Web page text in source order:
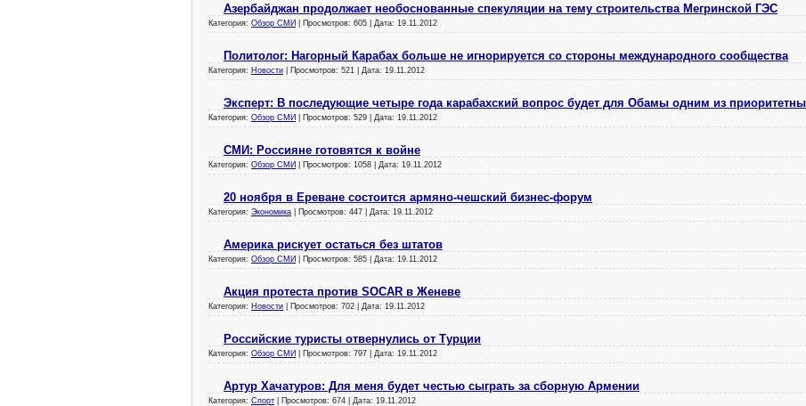
Азербайджан продолжает необоснованные спекуляции на тему строительства Мегринской ГЭС
Категория: Обзор СМИ | Просмотров: 605 | Дата: 19.11.2012
Политолог: Нагорный Карабах больше не игнорируется со стороны международного сообщества
Категория: Новости | Просмотров: 521 | Дата: 19.11.2012
Эксперт: В последующие четыре года карабахский вопрос будет для Обамы одним из
Категория: Обзор СМИ | Просмотров: 529 | Дата: 19.11.2012
СМИ: Россияне готовятся к войне
Категория: Обзор СМИ | Просмотров: 1058 | Дата: 19.11.2012
20 ноября в Ереване состоится армяно-чешский бизнес-форум
Категория: Экономика | Просмотров: 447 | Дата: 19.11.2012
Америка рискует остаться без штатов
Категория: Обзор СМИ | Просмотров: 585 | Дата: 19.11.2012
Акция протеста против SOCAR в Женеве
Категория: Новости | Просмотров: 702 | Дата: 19.11.2012
Российские туристы отвернулись от Турции
Категория: Обзор СМИ | Просмотров: 797 | Дата: 19.11.2012
Артур Хачатуров: Для меня будет честью сыграть за сборную Армении
Категория: Спорт | Просмотров: 674 | Дата: 19.11.2012